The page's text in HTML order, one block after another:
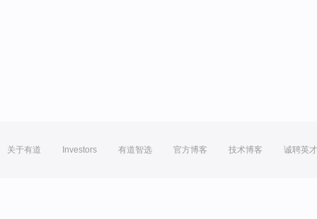
关于有道 Investors 有道智选 官方博客 技术博客 诚聘英才